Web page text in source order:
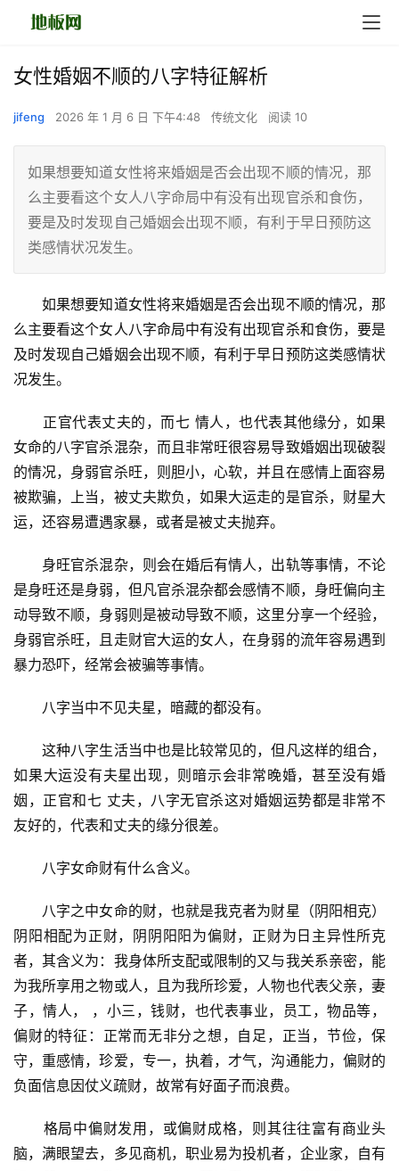
女性婚姻不顺的八字特征解析
jifeng 2026 年 1 月 6 日 下午4:48 传统文化 阅读 10
如果想要知道女性将来婚姻是否会出现不顺的情况，那
么主要看这个女人八字命局中有没有出现官杀和食伤，
要是及时发现自己婚姻会出现不顺，有利于早日预防这
类感情状况发生。
如果想要知道女性将来婚姻是否会出现不顺的情况，那
么主要看这个女人八字命局中有没有出现官杀和食伤，要是
及时发现自己婚姻会出现不顺，有利于早日预防这类感情状
况发生。
正官代表丈夫的，而七 情人，也代表其他缘分，如果
女命的八字官杀混杂，而且非常旺很容易导致婚姻出现破裂
的情况，身弱官杀旺，则胆小，心软，并且在感情上面容易
被欺骗，上当，被丈夫欺负，如果大运走的是官杀，财星大
运，还容易遭遇家暴，或者是被丈夫抛弃。
身旺官杀混杂，则会在婚后有情人，出轨等事情，不论
是身旺还是身弱，但凡官杀混杂都会感情不顺，身旺偏向主
动导致不顺，身弱则是被动导致不顺，这里分享一个经验，
身弱官杀旺，且走财官大运的女人，在身弱的流年容易遇到
暴力恐吓，经常会被骗等事情。
八字当中不见夫星，暗藏的都没有。
这种八字生活当中也是比较常见的，但凡这样的组合，
如果大运没有夫星出现，则暗示会非常晚婚，甚至没有婚
姻，正官和七 丈夫，八字无官杀这对婚姻运势都是非常不
友好的，代表和丈夫的缘分很差。
八字女命财有什么含义。
八字之中女命的财，也就是我克者为财星（阴阳相克）
阴阳相配为正财，阴阴阳阳为偏财，正财为日主异性所克
者，其含义为：我身体所支配或限制的又与我关系亲密，能
为我所享用之物或人，且为我所珍爱，人物也代表父亲，妻
子，情人， ，小三，钱财，也代表事业，员工，物品等，
偏财的特征：正常而无非分之想，自足，正当，节俭，保
守，重感情，珍爱，专一，执着，才气，沟通能力，偏财的
负面信息因仗义疏财，故常有好面子而浪费。
格局中偏财发用，或偏财成格，则其往往富有商业头
脑，满眼望去，多见商机，职业易为投机者，企业家，自有